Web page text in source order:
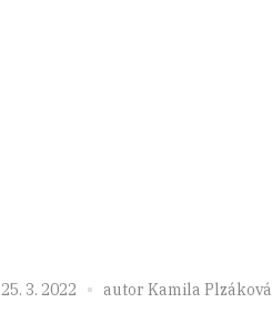
25. 3. 2022 autor Kamila Plzáková